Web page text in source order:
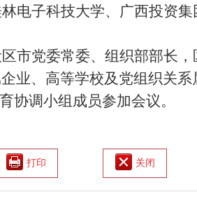
电子科技大学、广西投资
市党委常委、组织部部长
业、高等学校及党组织关
协调小组成员参加会议。
打印 关闭